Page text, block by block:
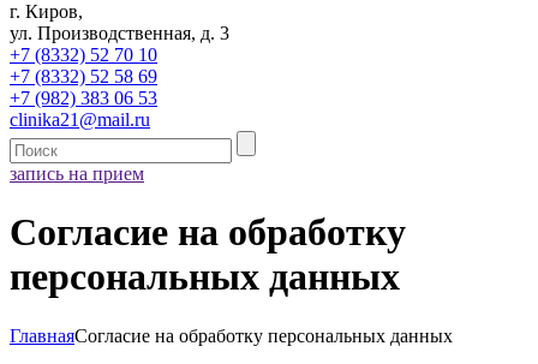
г. Киров,
ул. Производственная, д. 3
+7 (8332) 52 70 10
+7 (8332) 52 58 69
+7 (982) 383 06 53
clinika21@mail.ru
запись на прием
Согласие на обработку
персональных данных
ГлавнаяСогласие на обработку персональных данных